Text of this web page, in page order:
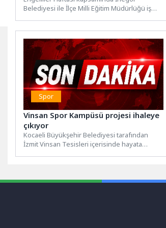
Belediyesi ile İlçe Milli Eğitim Müdürlüğü iş
Spor
Vinsan Spor Kampüsü projesi ihaleye
çıkıyor
Kocaeli Büyükşehir Belediyesi tarafından
İzmit Vinsan Tesisleri içerisinde hayata